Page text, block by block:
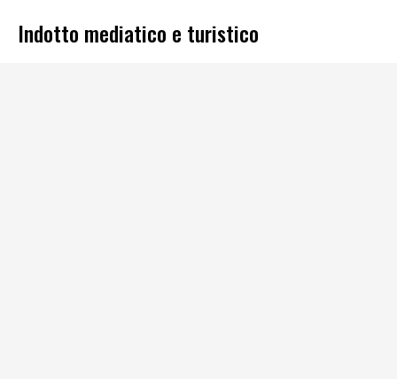
Indotto mediatico e turistico